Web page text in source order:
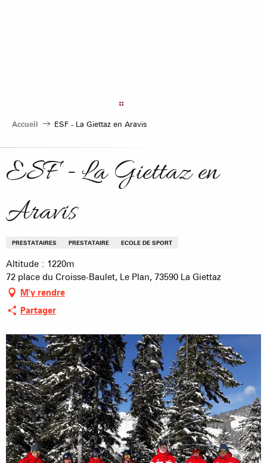
Accueil ESF - La Giettaz en Aravis
ESF - La Giettaz en
Aravis
PRESTATAIRES PRESTATAIRE ECOLE DE SPORT
Altitude : 1220m
72 place du Croisse-Baulet, Le Plan, 73590 La Giettaz
M'y rendre
Partager